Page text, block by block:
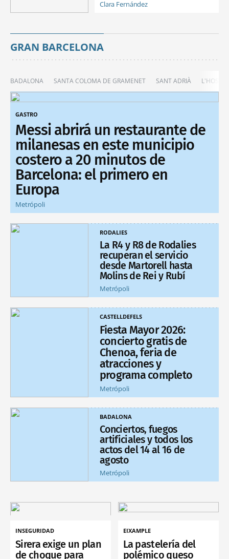
Clara Fernández
GRAN BARCELONA
BADALONA SANTA COLOMA DE GRAMENET SANT ADRIÀ
GASTRO
Messi abrirá un restaurante de
milanesas en este municipio
costero a 20 minutos de
Barcelona: el primero en
Europa
Metrópoli
RODALIES
La R4 y R8 de Rodalies
recuperan el servicio
desde Martorell hasta
Molins de Rei y Rubí
Metrópoli
CASTELLDEFELS
Fiesta Mayor 2026:
concierto gratis de
Chenoa, feria de
atracciones y
programa completo
Metrópoli
BADALONA
Conciertos, fuegos
artificiales y todos los
actos del 14 al 16 de
agosto
Metrópoli
INSEGURIDAD
Sirera exige un plan
de choque para
EIXAMPLE
La pastelería del
polémico queso